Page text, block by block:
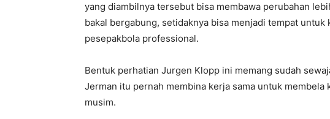
yang diambilnya tersebut bisa membawa perubahan
bakal bergabung, setidaknya bisa menjadi tempat
pesepakbola professional.
Bentuk perhatian Jurgen Klopp ini memang sudah
Jerman itu pernah membina kerja sama untuk
musim.